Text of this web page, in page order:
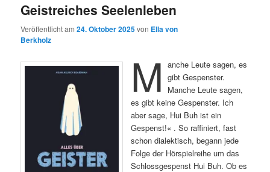
Geistreiches Seelenleben
Veröffentlicht am24. Oktober 2025von Ella von
Berkholz
M anche Leute sagen, es
gibt Gespenster.
Manche Leute sagen,
es gibt keine Gespenster. Ich
aber sage, Hui Buh ist ein
Gespenst!« . So raffiniert, fast
schon dialektisch, begann jede
Folge der Hörspielreihe um das
Schlossgespenst Hui Buh. Ob es